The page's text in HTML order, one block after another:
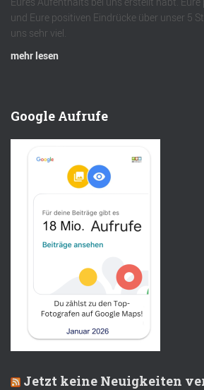
und Eure positiven Eindrücke über unser 5
uns sehr viel.
mehr lesen
Google Aufrufe
Jetzt keine Neuigkeiten